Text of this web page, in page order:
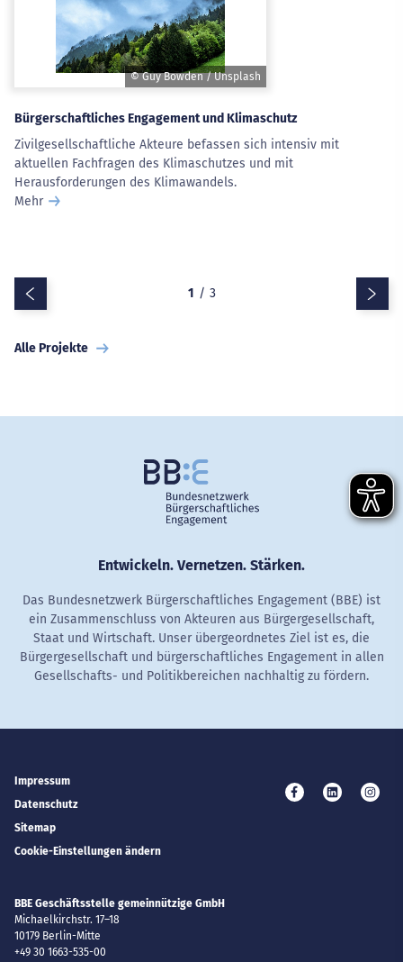
Bürgerschaftliches Engagement und Klimaschutz
Zivilgesellschaftliche Akteure befassen sich intensiv mit
aktuellen Fachfragen des Klimaschutzes und mit
Herausforderungen des Klimawandels.
Mehr
© Guy Bowden / Unsplash
1 / 3 Vor
Alle Projekte
Entwickeln. Vernetzen. Stärken.
Das Bundesnetzwerk Bürgerschaftliches Engagement (BBE) ist
ein Zusammenschluss von Akteuren aus Bürgergesellschaft,
Staat und Wirtschaft. Unser übergeordnetes Ziel ist es, die
Bürgergesellschaft und bürgerschaftliches Engagement in allen
Gesellschafts- und Politikbereichen nachhaltig zu fördern.
Impressum
Datenschutz
Sitemap
Cookie-Einstellungen ändern
Besuchen Sie uns
Besuchen
BBE Geschäftsstelle gemeinnützige GmbH
Michaelkirchstr. 17–18
10179 Berlin-Mitte
+49 30 1663-535-00